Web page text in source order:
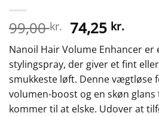
99,00kr. Den
oprindelige
pris
var:
99,00 kr..
74,25 kr.Den
pris
er:
Nanoil Hair Volume Enhancer er
stylingspray, der giver et fint
smukkeste løft. Denne vægtløse
volumen-boost og en skøn
kommer til at elske. Udover at